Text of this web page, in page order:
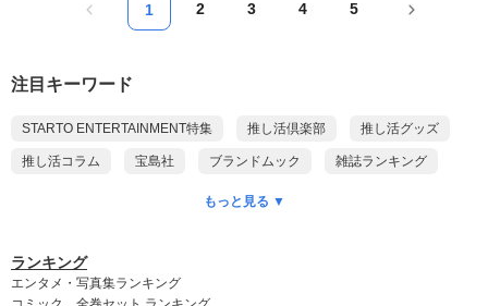
1 2 3 4 5
注目キーワード
STARTO ENTERTAINMENT特集 推し活倶楽部 推し活グッズ
推し活コラム 宝島社 ブランドムック 雑誌ランキング
DVDランキング CD予約ランキング
King & Prince
timelesz SUPER EIGHT
もっと見る ▼
ランキング
エンタメ・写真集ランキング